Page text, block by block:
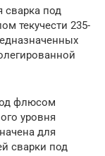
сварка под
текучести 235-
флюсом
уровня
для
сварки под